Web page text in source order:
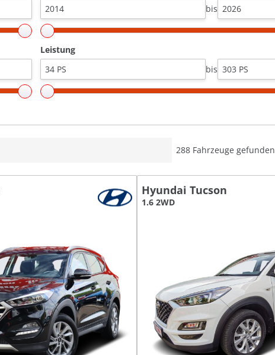
bis
Leistung
bis
288 Fahrzeuge gefunden
Hyundai Tucson
1.6 2WD